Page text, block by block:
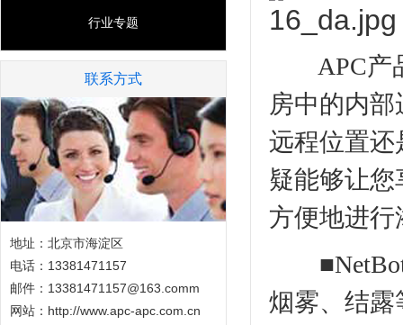
行业专题
联系方式
地址：北京市海淀区
电话：13381471157
邮件：13381471157@163.comm
网站： http://www.apc-apc.com.cn
APC产品
房中的内
远程位置还
疑能够让
方便地进
烟雾、结露